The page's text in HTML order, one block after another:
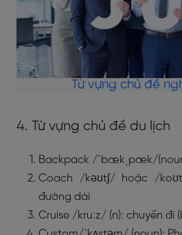
Từ vựng chủ đề
4. Từ vựng chủ đề du lịch
Backpack /ˈbækˌpæk/
Coach /kəʊtʃ/ hoặc /
đường dài
Cruise /kruːz/ (n): chuyến đi